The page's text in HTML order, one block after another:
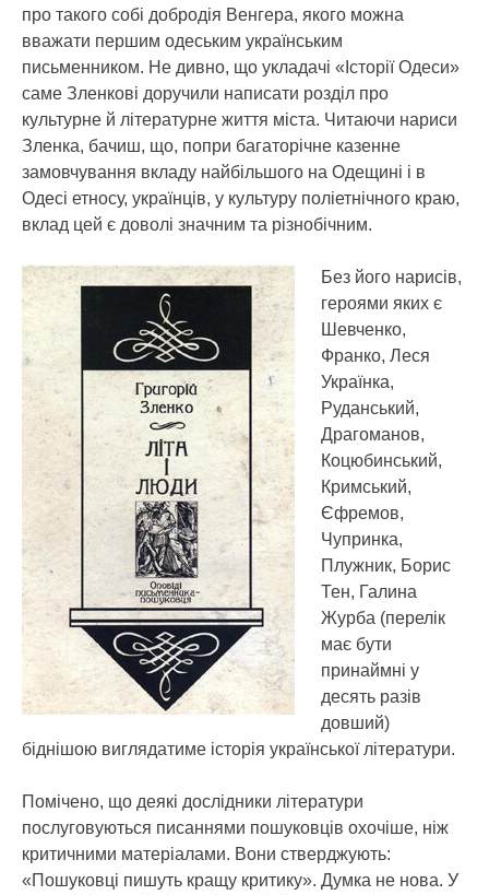
про такого собі добродія Венгера, якого можна
вважати першим одеським українським
письменником. Не дивно, що укладачі «Історії Одеси»
саме Зленкові доручили написати розділ про
культурне й літературне життя міста. Читаючи нариси
Зленка, бачиш, що, попри багаторічне казенне
замовчування вкладу найбільшого на Одещині і в
Одесі етносу, українців, у культуру поліетнічного краю,
вклад цей є доволі значним та різнобічним.
Без його нарисів,
героями яких є
Шевченко,
Франко, Леся
Українка,
Руданський,
Драгоманов,
Коцюбинський,
Кримський,
Єфремов,
Чупринка,
Плужник, Борис
Тен, Галина
Журба (перелік
має бути
принаймні у
десять разів
довший)
біднішою виглядатиме історія української літератури.
Помічено, що деякі дослідники літератури
послуговуються писаннями пошуковців охочіше, ніж
критичними матеріалами. Вони стверджують:
«Пошуковці пишуть кращу критику». Думка не нова. У